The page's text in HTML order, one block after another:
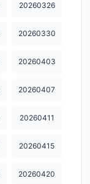
20260326
20260330
20260403
20260407
20260411
20260415
20260420